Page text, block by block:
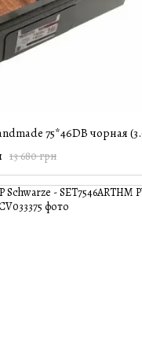
13 680 грн